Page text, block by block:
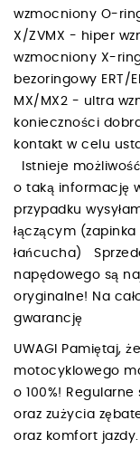
wzmocniony O-
X/ZVMX - hiper
wzmocniony X-
bezoringowy ERT/
MX/MX2 - ultra
konieczności
kontakt w celu
Istnieje
o taką informację
przypadku
łączącym
łańcucha)
napędowego są
oryginalne! Na
gwarancję
UWAGI Pamiętaj,
motocyklowego
o 100%!
oraz zużycia
oraz komfort